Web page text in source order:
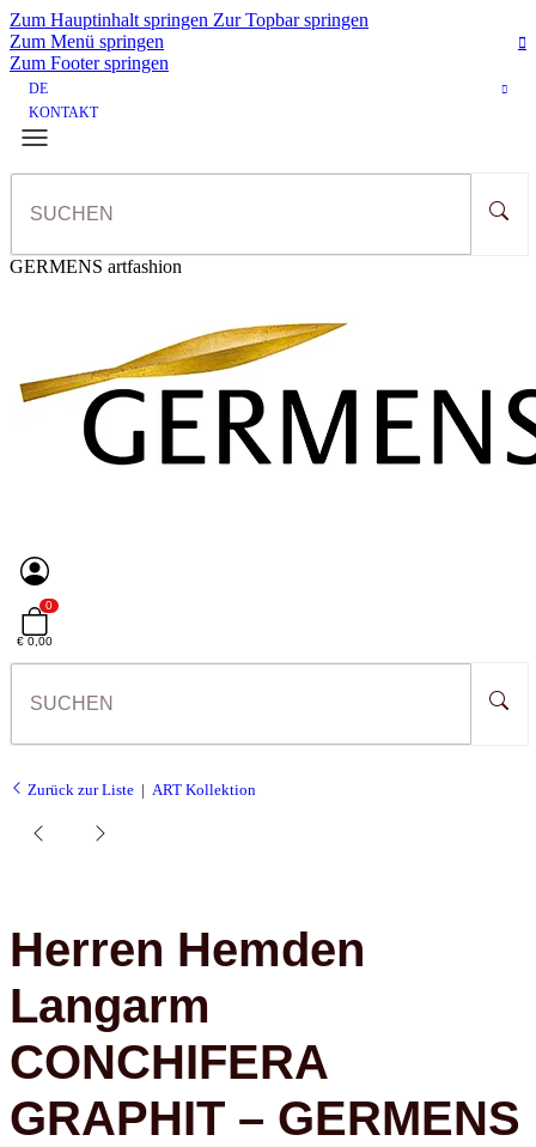
Zum Hauptinhalt springen Zur Topbar springen
Zum Menü springen
Zum Footer springen
DE
KONTAKT
GERMENS artfashion
0
€ 0,00
Zurück zur Liste ART Kollektion
Herren Hemden
Langarm
CONCHIFERA
GRAPHIT – GERMENS